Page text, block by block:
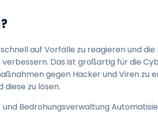
auf Vorfälle zu reagieren und
Das ist großartig für die
gegen Hacker und Viren zu
zu lösen.
Bedrohungsverwaltung